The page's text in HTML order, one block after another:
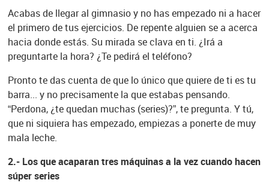
Acabas de llegar al gimnasio y no has empezado ni a hacer
el primero de tus ejercicios. De repente alguien se a acerca
hacia donde estás. Su mirada se clava en ti. ¿Irá a
preguntarte la hora? ¿Te pedirá el teléfono?
Pronto te das cuenta de que lo único que quiere de ti es tu
barra... y no precisamente la que estabas pensando.
“Perdona, ¿te quedan muchas (series)?”, te pregunta. Y tú,
que ni siquiera has empezado, empiezas a ponerte de muy
mala leche.
2.- Los que acaparan tres máquinas a la vez cuando hacen
súper series